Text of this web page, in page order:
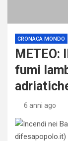
CRONACA MONDO
METEO:
fumi
6 anni ago